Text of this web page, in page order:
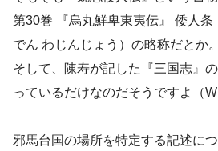
第30巻 『烏丸鮮卑東夷伝』 倭人
でん わじんじょう）の略称だとか。
そして、陳寿が記した『三国志』
っているだけなのだそうですよ（
邪馬台国の場所を特定する記述に